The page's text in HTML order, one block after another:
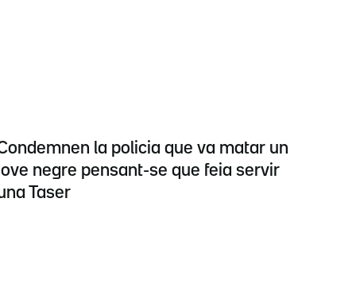
la policia que va matar un
negre pensant-se que feia servir
Taser